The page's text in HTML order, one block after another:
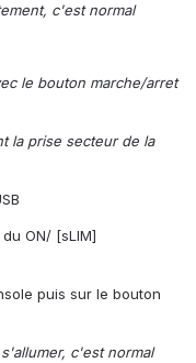
c'est normal
le bouton marche/arret
la prise secteur de la
ON/ [sLIM]
puis sur le bouton
c'est normal